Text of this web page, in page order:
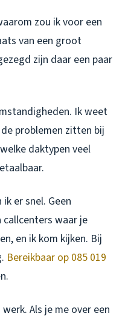
zou ik voor een
van een groot
zijn daar een paar
Ik weet
problemen zitten bij
daktypen veel
er snel. Geen
waar je
en ik kom kijken. Bij
Bereikbaar op 085 019
Als je me over een